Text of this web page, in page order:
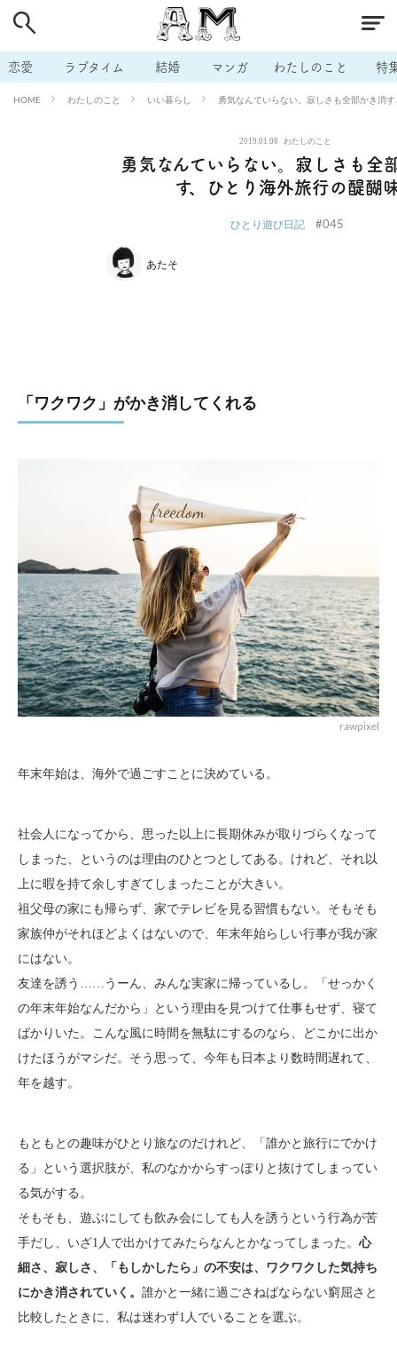
恋愛 ラブタイム 結婚 マンガ わたしのこと 特
HOME わたしのこと いい暮らし 勇気なんていらない。寂しさも全部かき消
2019.01.08 わたしのこと
勇気なんていらない。寂しさも全
す、ひとり海外旅行の醍醐
ひとり遊び日記 #045
あたそ
「ワクワク」がかき消してくれる
rawpixel
年末年始は、海外で過ごすことに決めている。
社会人になってから、思った以上に長期休みが取りづらくなって
しまった、というのは理由のひとつとしてある。けれど、それ以
上に暇を持て余しすぎてしまったことが大きい。
祖父母の家にも帰らず、家でテレビを見る習慣もない。そもそも
家族仲がそれほどよくはないので、年末年始らしい行事が我が家
にはない。
友達を誘う……うーん、みんな実家に帰っているし。「せっかく
の年末年始なんだから」という理由を見つけて仕事もせず、寝て
ばかりいた。こんな風に時間を無駄にするのなら、どこかに出か
けたほうがマシだ。そう思って、今年も日本より数時間遅れて、
年を越す。
もともとの趣味がひとり旅なのだけれど、「誰かと旅行にでかけ
る」という選択肢が、私のなかからすっぽりと抜けてしまってい
る気がする。
そもそも、遊ぶにしても飲み会にしても人を誘うという行為が苦
手だし、いざ1人で出かけてみたらなんとかなってしまった。 心
細さ、寂しさ、「もしかしたら」の不安は、ワクワクした気持ち
にかき消されていく。 誰かと一緒に過ごさねばならない窮屈さと
比較したときに、私は迷わず1人でいることを選ぶ。
# 男の本音 # セフレ # 不倫
# 出会う方法 # マッチングアプリ # ラブグッズ # 体の相